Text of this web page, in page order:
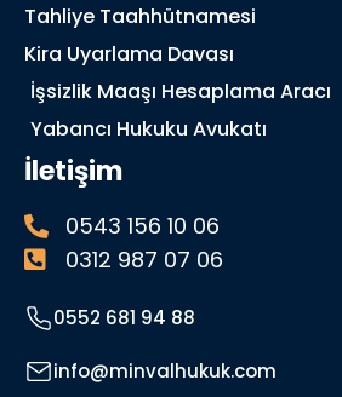
Tahliye Taahhütnamesi
Kira Uyarlama Davası
İşsizlik Maaşı Hesaplama Aracı
Yabancı Hukuku Avukatı
İletişim
0543 156 10 06
0312 987 07 06
0552 681 94 88
info@minvalhukuk.com